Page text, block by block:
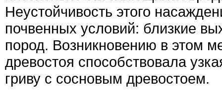
Неустойчивость этого
почвенных условий: близкие
пород. Возникновению в этом
древостоя способствовала
гриву с сосновым древостоем.